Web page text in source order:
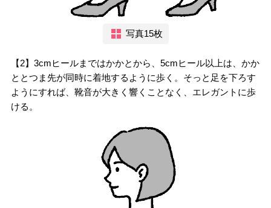
写真15枚
【2】3cmヒールまではかかとから、5cmヒール以上は、かか
ととつま先が同時に着地するように歩く。そっと足を下ろす
ようにすれば、靴音が大きく響くことなく、エレガントに歩
ける。